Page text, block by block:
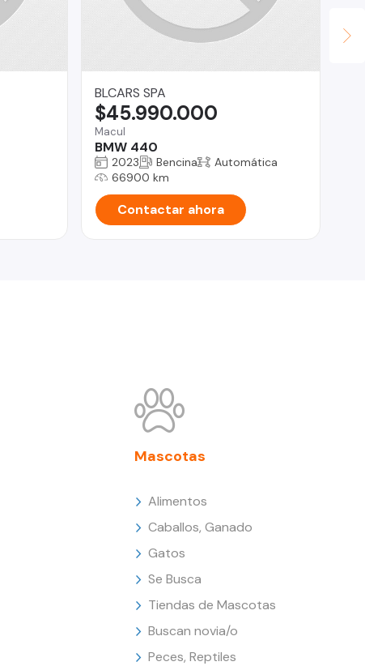
BLCARS SPA
Macul
BMW 440
$45.990.000
2023 Bencina
Automática
66900 km
Contactar ahora
Mascotas
Alimentos
Caballos, Ganado
Gatos
Se Busca
Tiendas de Mascotas
Buscan novia/o
Peces, Reptiles